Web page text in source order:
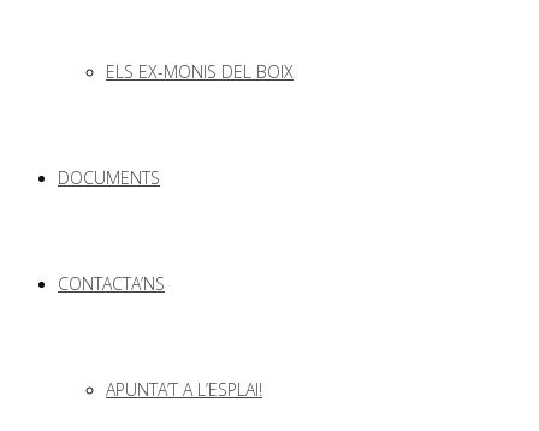
ELS EX-MONIS DEL BOIX
DOCUMENTS
CONTACTA’NS
APUNTA’T A L’ESPLAI!